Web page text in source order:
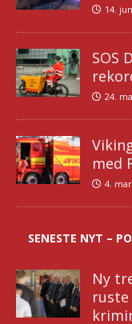
14.
SOS
24.
med
4.
SENESTE NYT –
Ny